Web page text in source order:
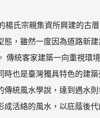
楊氏宗親集資所興建的古
，雖然一度因為道路新
傳統客家建築一向重視環
也是臺灣獨具特色的建
統風水學說，達到遇水
活絡的風水，以庇蔭後